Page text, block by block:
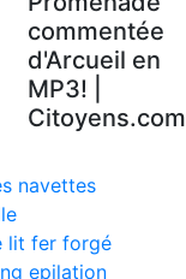
commentée
d'Arcueil en
MP3! |
Citoyens.com
navettes
lit fer forgé
epilation